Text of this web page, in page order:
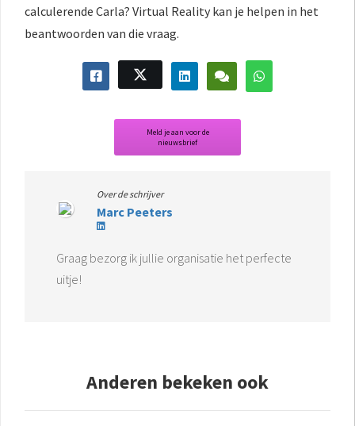
calculerende Carla? Virtual Reality kan je helpen in het
beantwoorden van die vraag.
Meld je aan voor de
nieuwsbrief
Over de schrijver
Marc Peeters
Graag bezorg ik jullie organisatie het perfecte
uitje!
Anderen bekeken ook